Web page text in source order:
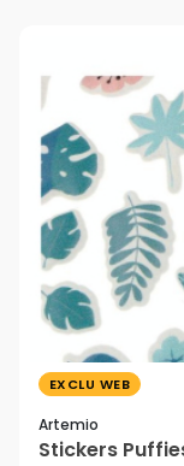
EXCLU WEB
Artemio
Stickers